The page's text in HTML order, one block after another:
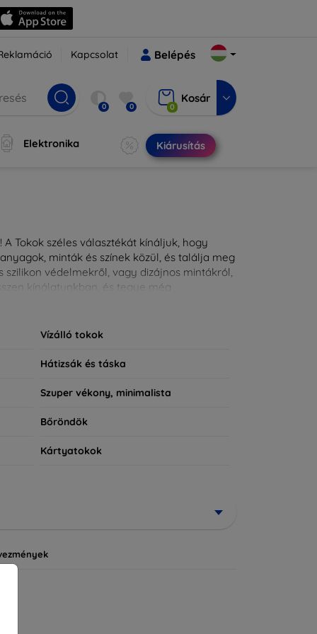
Kapcsolat Belépés
0 0 0
Kosár
Elektronika Kiárusítás
Tokok széles választékát kínáljuk, hogy
minták és színek közül, és találja meg
védelmekről, vagy dizájnos mintákról,
kínálatunkban, és tegye még
Vízálló tokok
Hátizsák és táska
Szuper vékony, minimalista
Bőröndök
Kártyatokok